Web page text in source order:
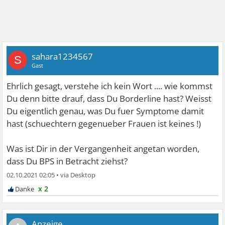
S sahara1234567
Gast
Ehrlich gesagt, verstehe ich kein Wort .... wie kommst
Du denn bitte drauf, dass Du Borderline hast? Weisst
Du eigentlich genau, was Du fuer Symptome damit
hast (schuechtern gegenueber Frauen ist keines !)
Was ist Dir in der Vergangenheit angetan worden,
dass Du BPS in Betracht ziehst?
02.10.2021 02:05 •
x 2